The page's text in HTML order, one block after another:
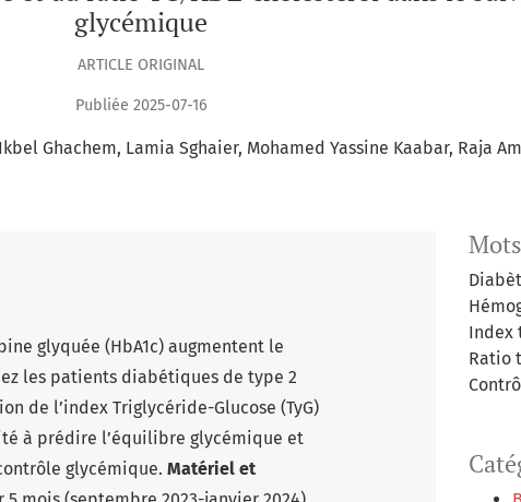
glycémique
ARTICLE ORIGINAL
Publiée 2025-07-16
Ikbel Ghachem Lamia Sghaier Mohamed Yassine Kaabar Raja
Index
Ratio
glyquée (HbA1c) augmentent le
les patients diabétiques de type 2
de l’index Triglycéride-Glucose (TyG)
à prédire l’équilibre glycémique et
glycémique. Matériel et